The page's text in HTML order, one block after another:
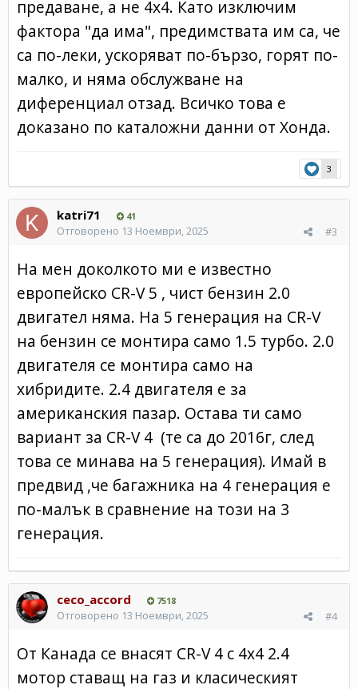
предаване, а не 4х4. Като изключим
фактора "да има", предимствата им са, че
са по-леки, ускоряват по-бързо, горят по-
малко, и няма обслужване на
диференциал отзад. Всичко това е
доказано по каталожни данни от Хонда.
3
katri71 41
#3
Отговорено 13 Ноември, 2025
На мен доколкото ми е известно
европейско CR-V 5 , чист бензин 2.0
двигател няма. На 5 генерация на CR-V
на бензин се монтира само 1.5 турбо. 2.0
двигателя се монтира само на
хибридите. 2.4 двигателя е за
американския пазар. Остава ти само
вариант за CR-V 4 (те са до 2016г, след
това се минава на 5 генерация). Имай в
предвид ,че багажника на 4 генерация е
по-малък в сравнение на този на 3
генерация.
ceco_accord 7518
#4
Отговорено 13 Ноември, 2025
От Канада се внасят CR-V 4 с 4х4 2.4
мотор ставащ на газ и класическият